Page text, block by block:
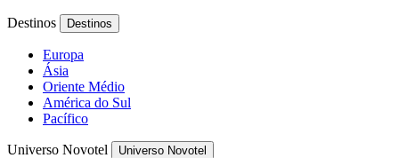
Destinos Destinos
Europa
Ásia
Oriente Médio
América do Sul
Pacífico
Universo Novotel Universo Novotel